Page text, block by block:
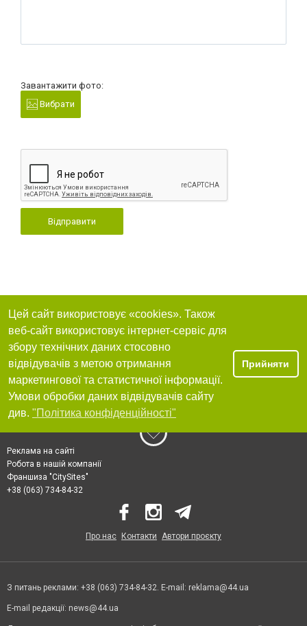
Завантажити фото:
Вибрати
Відправити
Цей сайт використовує «cookies». Також
веб-сайт використовує інтернет-сервіс для
збору технічних даних стосовно
відвідувачів з метою отримання
маркетингової та статистичної інформації.
Умови обробки даних відвідувачів сайту
див. "Політика конфіденційності"
Прийняти
Реклама на сайті
Робота в нашій компанії
Франшиза "CitySites"
+38 (063) 734-84-32
Про нас Контакти Автори проєкту
З питань реклами: +38 (063) 734-84-32. E-mail: reklama@44.ua
E-mail редакції: news@44.ua